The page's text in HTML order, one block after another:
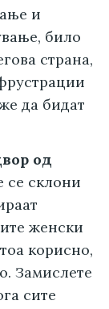
и
било
страна,
да бидат
од
се склони
женски
корисно,
Замислете
сите